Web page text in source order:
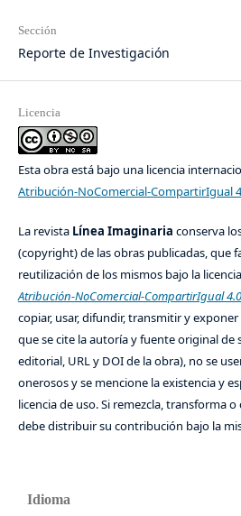
Sección
Reporte de Investigación
Licencia
Esta obra está bajo una licencia
Atribución-NoComercial-CompartirIgual
La revista Línea Imaginaria conserva
(copyright) de las obras publicadas, que
reutilización de los mismos bajo la licencia
Atribución-NoComercial-CompartirIgual 4.0
copiar, usar, difundir, transmitir y
que se cite la autoría y fuente original de
editorial, URL y DOI de la obra), no se
onerosos y se mencione la existencia y
licencia de uso. Si remezcla, transforma
debe distribuir su contribución bajo la
Idioma